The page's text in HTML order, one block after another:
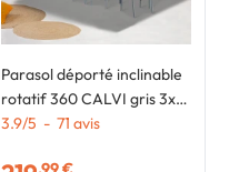
Parasol déporté inclinable
rotatif 360 CALVI gris 3x4
M avec 4 dalles et housse
3.9/5 - 71 avis